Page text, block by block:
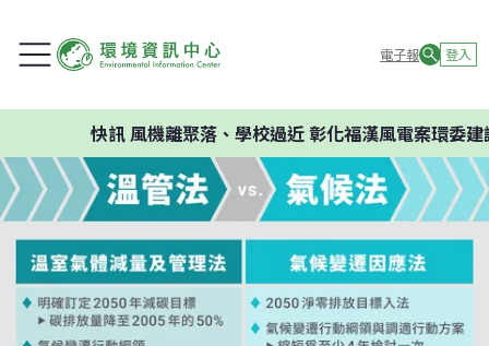
電子報 登入
風機離聚落、學校過近 彰化福漢風電案環委建議不應